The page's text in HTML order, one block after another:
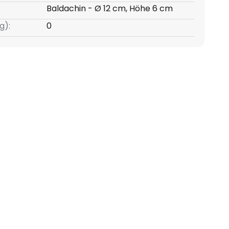
Baldachin - Ø 12 cm, Höhe 6 cm
0